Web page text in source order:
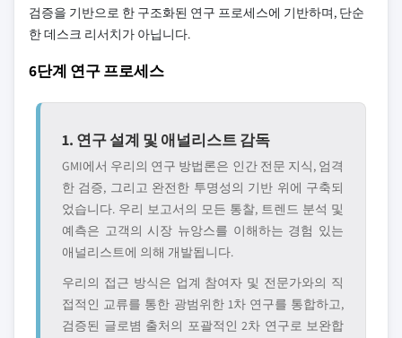
검증을 기반으로 한 구조화된 연구 프로세스에 기반하며, 단순
한 데스크 리서치가 아닙니다.
6단계 연구 프로세스
1. 연구 설계 및 애널리스트 감독
GMI에서 우리의 연구 방법론은 인간 전문 지식, 엄격
한 검증, 그리고 완전한 투명성의 기반 위에 구축되
었습니다. 우리 보고서의 모든 통찰, 트렌드 분석 및
예측은 고객의 시장 뉴앙스를 이해하는 경험 있는
애널리스트에 의해 개발됩니다.
우리의 접근 방식은 업계 참여자 및 전문가와의 직
접적인 교류를 통한 광범위한 1차 연구를 통합하고,
검증된 글로볌 출처의 포괄적인 2차 연구로 보완합